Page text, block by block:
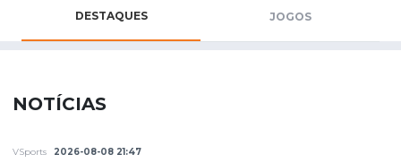
DESTAQUES JOGOS
NOTÍCIAS
VSports 2026-08-08 21:47